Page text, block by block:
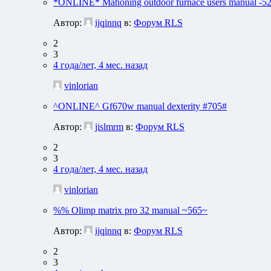
Автор:
ijqinnq в: Форум RLS
2
3
4 года/лет, 4 мес. назад
vinlorian
^ONLINE^ Gf670w manual dexterity #705#
Автор:
jislmrm в: Форум RLS
2
3
4 года/лет, 4 мес. назад
vinlorian
%% Olimp matrix pro 32 manual ~565~
Автор:
ijqinnq в: Форум RLS
2
3